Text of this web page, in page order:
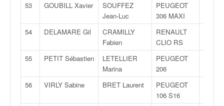
53
GOUBILL Xavier
SOUFFEZ
Jean-Luc
PEUGEOT
306 MAXI
54
DELAMARE Gil
CRAMILLY
Fabien
RENAULT
CLIO RS
55
PETIT Sébastien
LETELLIER
Marina
PEUGEOT
206
56 VIRLY Sabine BRET Laurent
PEUGEOT
106 S16